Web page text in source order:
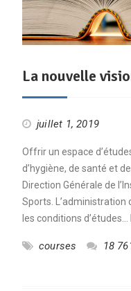
La nouvelle
juillet 1, 2019
Offrir un espace
d’hygiène, de santé et
Direction Générale de
Sports. L’administration
les conditions d’études…
courses 18